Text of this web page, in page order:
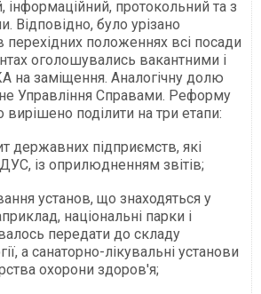
інформаційний, протокольний та з
Відповідно, було урізано
перехідних положеннях всі посади
оголошувались вакантними і
на заміщення. Аналогічну долю
Управління Справами. Реформу
поділити на три етапи:
державних підприємств, які
із оприлюдненням звітів;
установ, що знаходяться у
національні парки і
передати до складу
а санаторно-лікувальні установи
охорони здоров'я;